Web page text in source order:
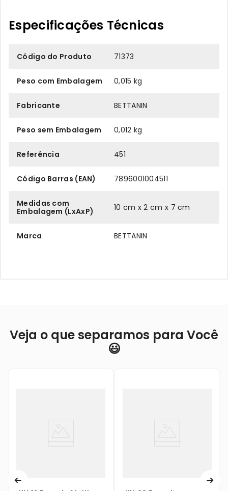
Especificações Técnicas
Código do Produto 71373
Peso com Embalagem 0,015 kg
Fabricante BETTANIN
Peso sem Embalagem 0,012 kg
Referência 451
Código Barras (EAN) 7896001004511
Medidas com
Embalagem (LxAxP)
10 cm x 2 cm x 7 cm
Marca BETTANIN
Veja o que separamos para Você
😃